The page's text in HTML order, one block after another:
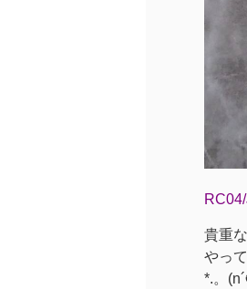
貴重
やっ
*.。